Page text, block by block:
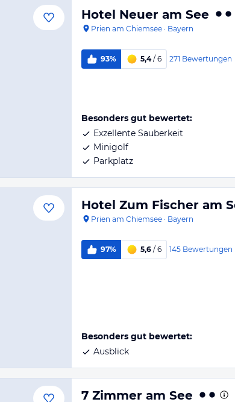
Hotel Neuer am See
Prien am Chiemsee · Bayern
93% 5,4/ 6 271 Bewertungen
Besonders gut bewertet:
Exzellente Sauberkeit
Minigolf
Parkplatz
Hotel Zum Fischer am
Prien am Chiemsee · Bayern
97% 5,6 / 6 145 Bewertungen
Besonders gut bewertet:
Ausblick
7 Zimmer am See